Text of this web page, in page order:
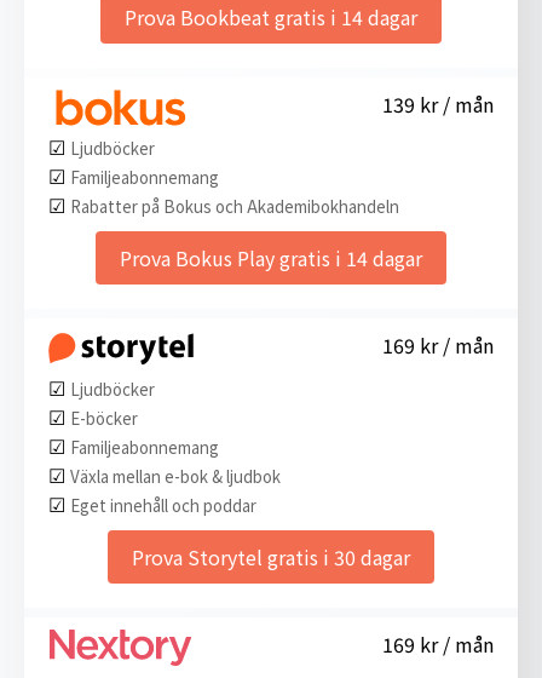
Prova Bookbeat gratis i 14 dagar
139 kr / mån
☑︎ Ljudböcker
☑︎ Familjeabonnemang
☑︎ Rabatter på Bokus och Akademibokhandeln
Prova Bokus Play gratis i 14 dagar
169 kr / mån
☑︎ Ljudböcker
☑︎ E-böcker
☑︎ Familjeabonnemang
☑︎ Växla mellan e-bok & ljudbok
☑︎ Eget innehåll och poddar
Prova Storytel gratis i 30 dagar
169 kr / mån